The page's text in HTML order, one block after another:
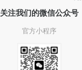
关注我们的微信公众号
官方小程序